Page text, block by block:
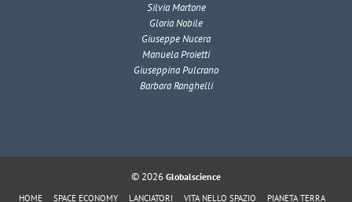
Silvia Martone
Gloria Nobile
Giuseppe Nucera
Manuela Proietti
Giuseppina Pulcrano
Barbara Ranghelli
© 2026 Globalscience
HOME SPACE ECONOMY LANCIATORI VITA NELLO SPAZIO PIANETA TERRA